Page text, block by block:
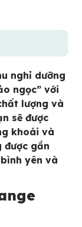
nghỉ dưỡng
ngọc” với
lượng và
sẽ được
khoái và
được gần
yên và